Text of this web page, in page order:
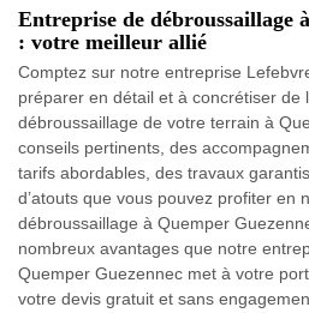
Entreprise de débroussaillage
: votre meilleur allié
Comptez sur notre entreprise
préparer en détail et à concrétiser de
débroussaillage de votre terrain à
conseils pertinents, des
tarifs abordables, des travaux
d’atouts que vous pouvez profiter en
débroussaillage à Quemper
nombreux avantages que notre
Quemper Guezennec met à votre
votre devis gratuit et sans